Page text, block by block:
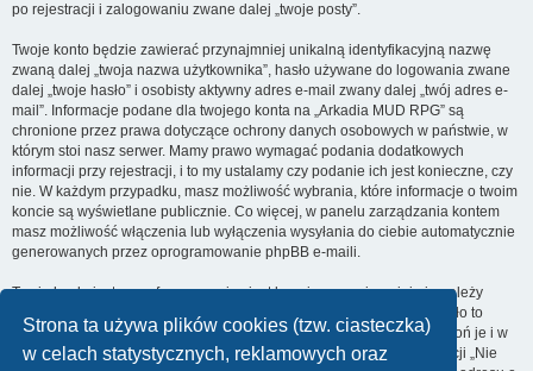
Strona ta używa plików cookies (tzw. ciasteczka)
w celach statystycznych, reklamowych oraz
po rejestracji i zalogowaniu zwane dalej „twoje posty”.
Twoje konto będzie zawierać przynajmniej unikalną identyfikacyjną nazwę
zwaną dalej „twoja nazwa użytkownika”, hasło używane do logowania zwane
dalej „twoje hasło” i osobisty aktywny adres e-mail zwany dalej „twój adres e-
mail”. Informacje podane dla twojego konta na „Arkadia MUD RPG” są
chronione przez prawa dotyczące ochrony danych osobowych w państwie, w
którym stoi nasz serwer. Mamy prawo wymagać podania dodatkowych
informacji przy rejestracji, i to my ustalamy czy podanie ich jest konieczne, czy
nie. W każdym przypadku, masz możliwość wybrania, które informacje o twoim
koncie są wyświetlane publicznie. Co więcej, w panelu zarządzania kontem
masz możliwość włączenia lub wyłączenia wysyłania do ciebie automatycznie
generowanych przez oprogramowanie phpBB e-maili.
Twoje hasło jest zaszyfrowane, więc jest bezpieczne, niemniej nie należy
używać tego samego hasła na różnych witrynach internetowych. Hasło to
umożliwia dostęp do twojego konta na „Arkadia MUD RPG”, więc chroń je i w
żadnym wypadku nie podawajnikomu . Jeśli je zapomnisz, użyj funkcji „Nie